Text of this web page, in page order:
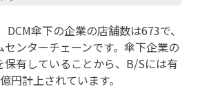
傘下の企業の店舗数は673で、
ンターチェーンです。傘下企業の
有していることから、B/Sには有
円計上されています。